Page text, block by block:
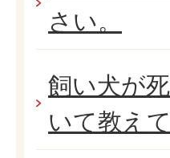
さい。
飼い犬が
いて教え